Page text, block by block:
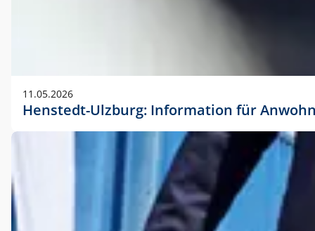
11.05.2026
Henstedt-Ulzburg: Information für